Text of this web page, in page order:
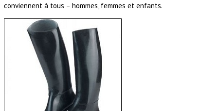
conviennent à tous – hommes, femmes et enfants.